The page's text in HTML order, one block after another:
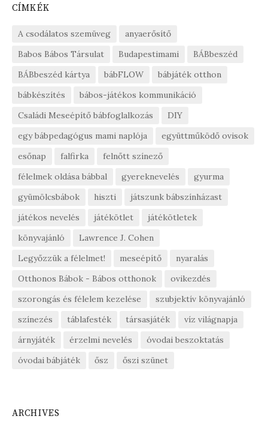
CÍMKÉK
A csodálatos szemüveg
anyaerősítő
Babos Bábos Társulat
Budapestimami
BÁBbeszéd
BÁBbeszéd kártya
bábFLOW
bábjáték otthon
bábkészítés
bábos-játékos kommunikáció
Családi Meseépítő bábfoglalkozás
DIY
egy bábpedagógus mami naplója
együttműködő ovisok
esőnap
falfirka
felnőtt színező
félelmek oldása bábbal
gyereknevelés
gyurma
gyümölcsbábok
hiszti
játszunk bábszínházast
játékos nevelés
játékötlet
játékötletek
könyvajánló
Lawrence J. Cohen
Legyőzzük a félelmet!
meseépítő
nyaralás
Otthonos Bábok - Bábos otthonok
ovikezdés
szorongás és félelem kezelése
szubjektív könyvajánló
színezés
táblafesték társasjáték
víz világnapja
árnyjáték
érzelmi nevelés
óvodai beszoktatás
óvodai bábjáték
ősz őszi szünet
ARCHIVES